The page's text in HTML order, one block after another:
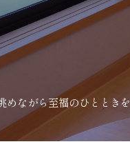
めながら至福のひとときを